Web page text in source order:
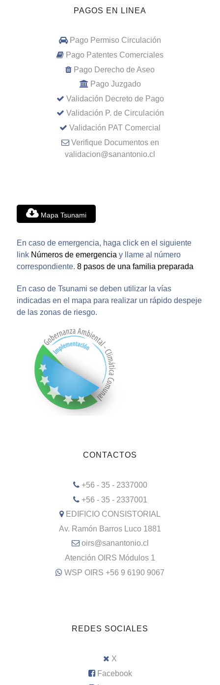
PAGOS EN LINEA
Pago Permiso Circulación
Pago Patentes Comerciales
Pago Derecho de Aseo
Pago Juzgado
Validación Decreto de Pago
Validación P. de Circulación
Validación PAT Comercial
Verifique Documentos en
validacion@sanantonio.cl
Mapa Tsunami
En caso de emergencia, haga click en el siguiente
link Números de emergencia y llame al número
correspondiente. 8 pasos de una familia preparada
En caso de Tsunami se deben utilizar la vías
indicadas en el mapa para realizar un rápido despeje
de las zonas de riesgo.
CONTACTOS
+56 - 35 - 2337000
+56 - 35 - 2337001
EDIFICIO CONSISTORIAL
Av. Ramón Barros Luco 1881
oirs@sanantonio.cl
Atención OIRS Módulos 1
WSP OIRS +56 9 6190 9067
REDES SOCIALES
X
Facebook